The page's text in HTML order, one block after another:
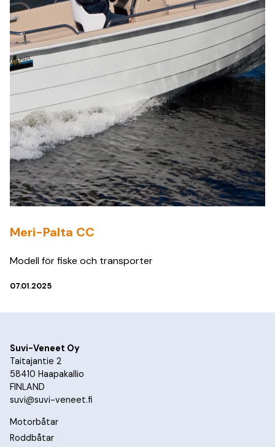
Meri-Palta CC
Modell för fiske och transporter
07.01.2025
Suvi-Veneet Oy
Taitajantie 2
58410 Haapakallio
FINLAND
suvi@suvi-veneet.fi
Motorbåtar
Roddbåtar